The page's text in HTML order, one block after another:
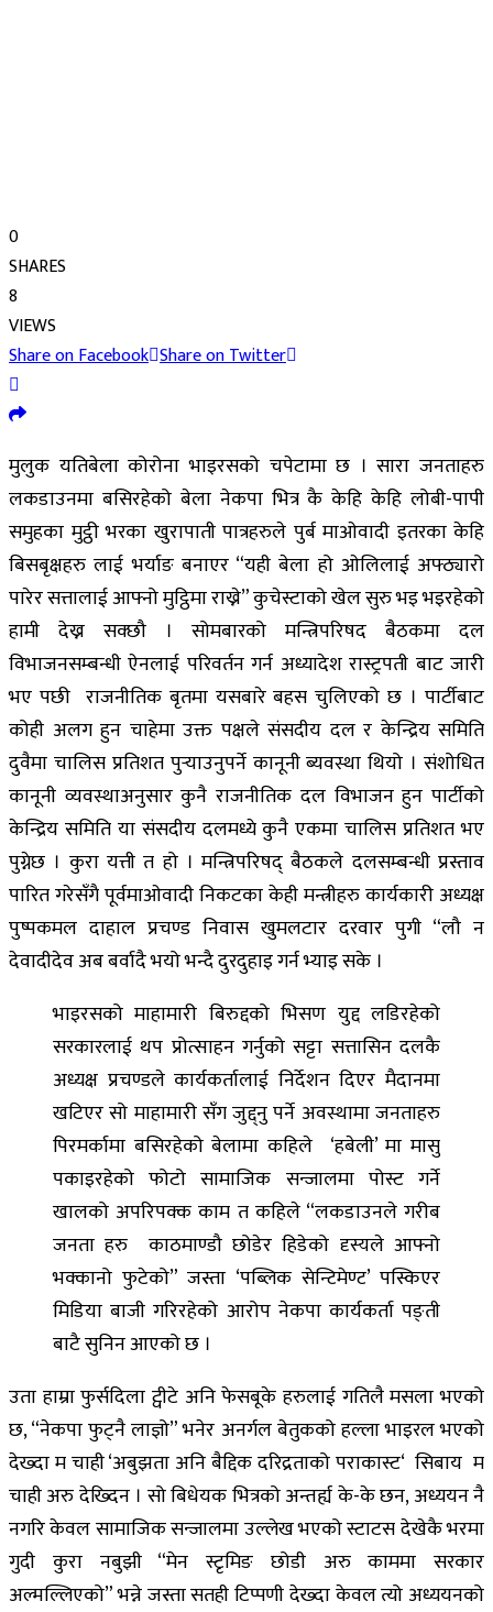
0
SHARES
8
VIEWS
Share on Facebook Share on Twitter
मुलुक यतिबेला कोरोना भाइरसको चपेटामा छ । सारा जनताहरु
लकडाउनमा बसिरहेको बेला नेकपा भित्र कै केहि केहि लोबी-पापी
समुहका मुट्ठी भरका खुरापाती पात्रहरुले पुर्ब माओवादी इतरका केहि
बिसबृक्षहरु लाई भर्याङ बनाएर “यही बेला हो ओलिलाई अफ्ठ्यारो
पारेर सत्तालाई आफ्नो मुट्ठिमा राख्ने” कुचेस्टाको खेल सुरु भइ भइरहेको
हामी देख्न सक्छौ । सोमबारको मन्त्रिपरिषद बैठकमा दल
विभाजनसम्बन्धी ऐनलाई परिवर्तन गर्न अध्यादेश रास्ट्रपती बाट जारी
भए पछी राजनीतिक बृतमा यसबारे बहस चुलिएको छ । पार्टीबाट
कोही अलग हुन चाहेमा उक्त पक्षले संसदीय दल र केन्द्रिय समिति
दुवैमा चालिस प्रतिशत पुऱ्याउनुपर्ने कानूनी ब्यवस्था थियो । संशोधित
कानूनी व्यवस्थाअनुसार कुनै राजनीतिक दल विभाजन हुन पार्टीको
केन्द्रिय समिति या संसदीय दलमध्ये कुनै एकमा चालिस प्रतिशत भए
पुग्नेछ । कुरा यत्ती त हो । मन्त्रिपरिषद् बैठकले दलसम्बन्धी प्रस्ताव
पारित गरेसँगै पूर्वमाओवादी निकटका केही मन्त्रीहरु कार्यकारी अध्यक्ष
पुष्पकमल दाहाल प्रचण्ड निवास खुमलटार दरवार पुगी “लौ न
देवादीदेव अब बर्वादै भयो भन्दै दुरदुहाइ गर्न भ्याइ सके ।
भाइरसको माहामारी बिरुद्दको भिसण युद्द लडिरहेको
सरकारलाई थप प्रोत्साहन गर्नुको सट्टा सत्तासिन दलकै
अध्यक्ष प्रचण्डले कार्यकर्तालाई निर्देशन दिएर मैदानमा
खटिएर सो माहामारी सँग जुद्द्नु पर्ने अवस्थामा जनताहरु
पिरमर्कामा बसिरहेको बेलामा कहिले ‘हबेली’ मा मासु
पकाइरहेको फोटो सामाजिक सन्जालमा पोस्ट गर्ने
खालको अपरिपक्क काम त कहिले “लकडाउनले गरीब
जनता हरु काठमाण्डौ छोडेर हिडेको दृस्यले आफ्नो
भक्कानो फुटेको” जस्ता ‘पब्लिक सेन्टिमेण्ट’ पस्किएर
मिडिया बाजी गरिरहेको आरोप नेकपा कार्यकर्ता पङ्ती
बाटै सुनिन आएको छ ।
उता हाम्रा फुर्सदिला ट्वीटे अनि फेसबूके हरुलाई गतिलै मसला भएको
छ, “नेकपा फुट्नै लाज्ञो” भनेर अनर्गल बेतुकको हल्ला भाइरल भएको
देख्दा म चाही ‘अबुझता अनि बैद्दिक दरिद्रताको पराकास्ट‘ सिबाय म
चाही अरु देख्दिन । सो बिधेयक भित्रको अन्तर्ह्य के-के छन, अध्ययन नै
नगरि केवल सामाजिक सन्जालमा उल्लेख भएको स्टाटस देखेकै भरमा
गुदी कुरा नबुझी “मेन स्टृमिङ छोडी अरु काममा सरकार
अल्मल्लिएको” भन्ने जस्ता सतही टिप्पणी देख्दा केवल त्यो अध्ययनको